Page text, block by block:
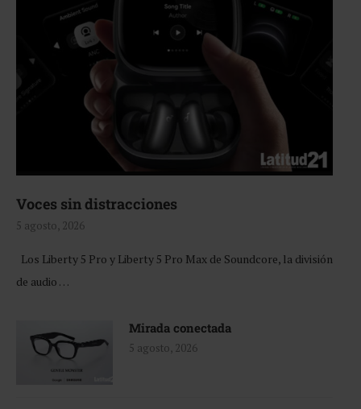
Voces sin distracciones
5 agosto, 2026
Los Liberty 5 Pro y Liberty 5 Pro Max de Soundcore, la división
de audio …
Mirada conectada
5 agosto, 2026